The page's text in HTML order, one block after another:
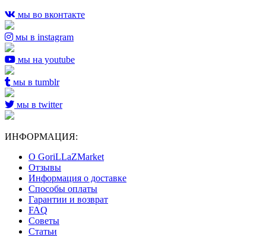
мы во вконтакте
мы в instagram
мы на youtube
мы в tumblr
мы в twitter
ИНФОРМАЦИЯ:
О GoriLLaZMarket
Отзывы
Информация о доставке
Способы оплаты
Гарантии и возврат
FAQ
Советы
Статьи